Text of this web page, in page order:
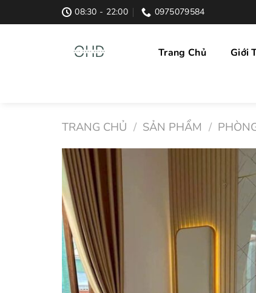
to
08:30 - 22:00 0975079584
Trang Chủ Giới
TRANG CHỦ / SẢN PHẨM /